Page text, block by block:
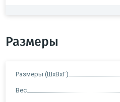
Размеры
Размеры (ШxВxГ)
Вес